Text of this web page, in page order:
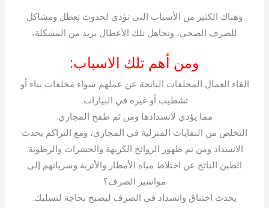
وهناك الكثير من الأسباب التي تؤدي لحدوث تعطل ومشاكل
للصرف الصحي، وتجاهل تلك الأعطال يزيد من المشكلة،
ومن أهم تلك الاسباب:
القاء العمال المخلفات الناتجة عن عملهم سواء مخلفات بناء أو
تشطيب أو غيره في البيارات.
مما يؤدي لانسدادها ومن ثم طفح المجاري.
التخلص من النفايات المنزلية في المجاري، ومع التراكم يحدث
الانسداد ومن ثم ظهور الروائح الكريهة والحشرات والرطوبة.
الطين الناتج عن اختلاط مياه الأمطار والأتربة وسريانهم إلى
مواسير الصرف؟
يحدث اختناق وانسداد في الصرف ليصبح بحاجة لتسليك.